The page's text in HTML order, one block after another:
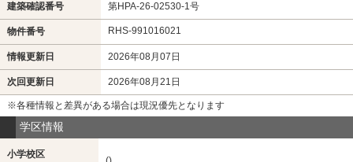
建築確認番号 第HPA-26-02530-1号
物件番号 RHS-991016021
情報更新日 2026年08月07日
次回更新日 2026年08月21日
※各種情報と差異がある場合は現況優先となります
学区情報
小学校区